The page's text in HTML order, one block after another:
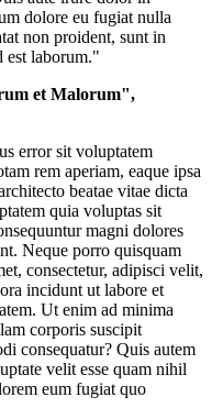
dolore eu fugiat nulla
non proident, sunt in
est laborum."
et Malorum",
error sit voluptatem
rem aperiam, eaque ipsa
beatae vitae dicta
quia voluptas sit
magni dolores
Neque porro quisquam
consectetur, adipisci velit,
incidunt ut labore et
Ut enim ad minima
corporis suscipit
consequatur? Quis autem
velit esse quam nihil
eum fugiat quo